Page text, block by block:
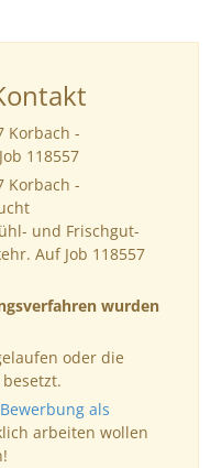
Korbach -
118557
Korbach -
und Frischgut-
Auf Job 118557
wurden
oder die
als
arbeiten wollen